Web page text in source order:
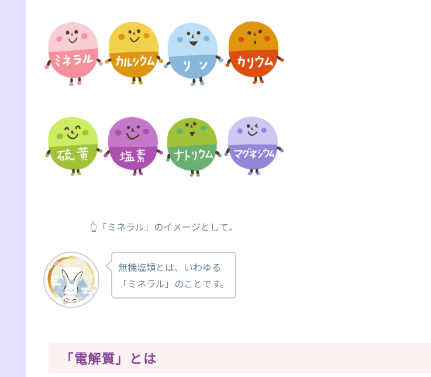
👆「ミネラル」のイメージとして。
無機塩類とは、いわゆる
「ミネラル」のことです。
「電解質」とは